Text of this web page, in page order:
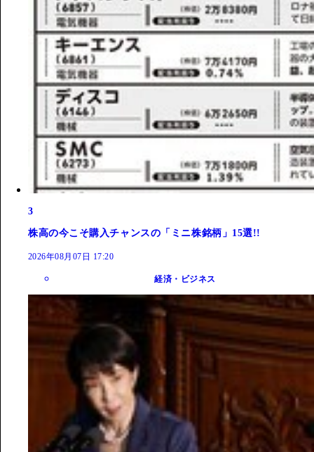
3
株高の今こそ購入チャンスの「ミニ株銘柄」15選!!
2026年08月07日 17:20
経済・ビジネス